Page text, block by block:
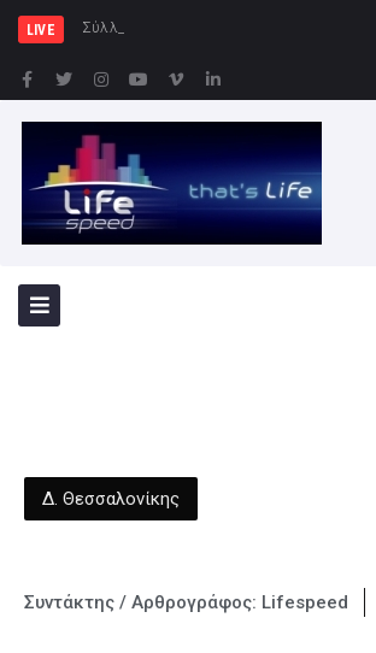
LIVE Σύλληψη 46χρονης για παράβα
Δ. Θεσσαλονίκης
Συντάκτης / Αρθρογράφος: Lifespeed